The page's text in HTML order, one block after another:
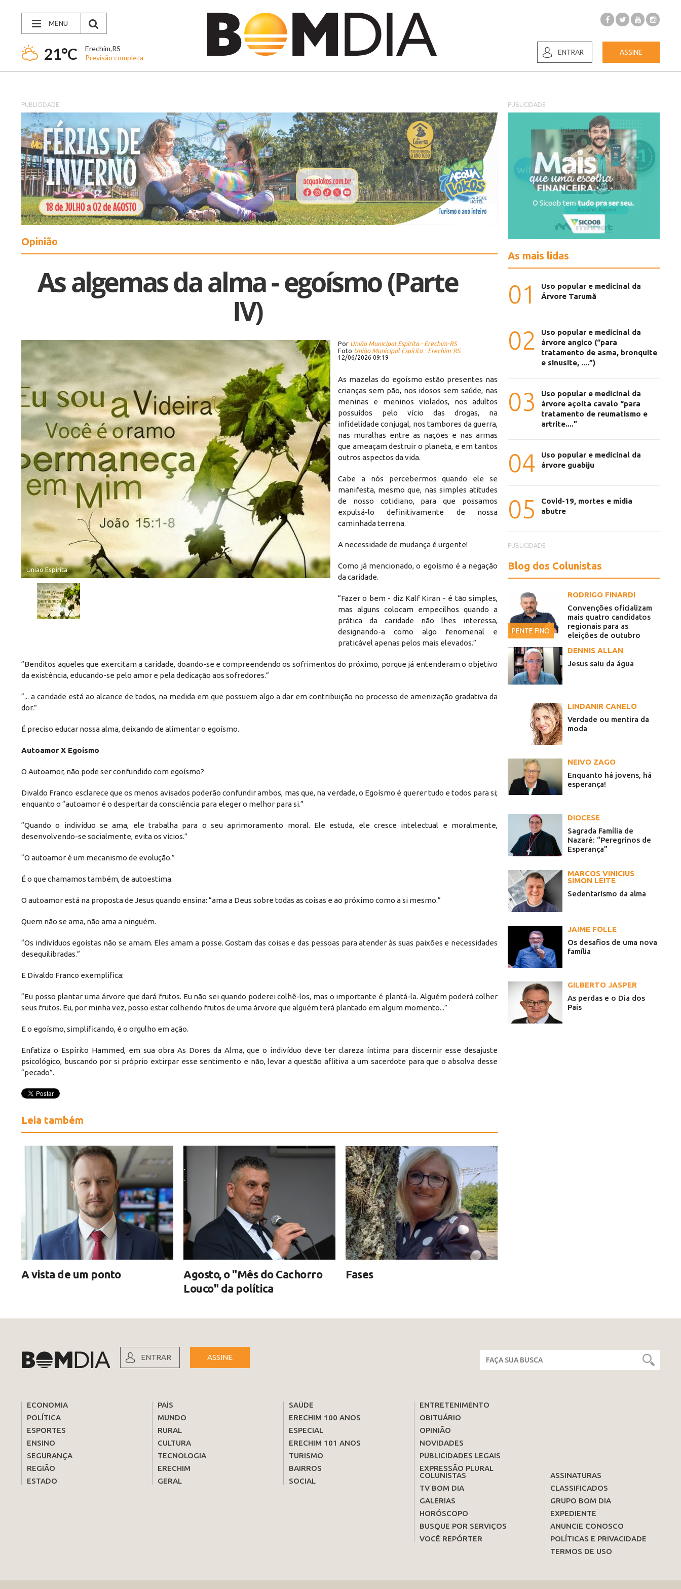
MENU
21°C
Erechim,RS
Previsão completa
ENTRAR ASSINE
PUBLICIDADE
Opinião
As algemas da alma - egoísmo (Parte
IV)
Uniao Espirita
Por União Municipal Espírita - Erechim-RS
Foto União Municipal Espírita - Erechim-RS
12/06/2026 09:19
As mazelas do egoísmo estão presentes nas
crianças sem pão, nos idosos sem saúde, nas
meninas e meninos violados, nos adultos
possuídos pelo vício das drogas, na
infidelidade conjugal, nos tambores da guerra,
nas muralhas entre as nações e nas armas
que ameaçam destruir o planeta, e em tantos
outros aspectos da vida.
Cabe a nós percebermos quando ele se
manifesta, mesmo que, nas simples atitudes
de nosso cotidiano, para que possamos
expulsá-lo definitivamente de nossa
caminhada terrena.
A necessidade de mudança é urgente!
Como já mencionado, o egoísmo é a negação
da caridade.
“Fazer o bem - diz Kalf Kiran - é tão simples,
mas alguns colocam empecilhos quando a
prática da caridade não lhes interessa,
designando-a como algo fenomenal e
praticável apenas pelos mais elevados.”
“Benditos aqueles que exercitam a caridade, doando-se e compreendendo os sofrimentos do próximo, porque já entenderam o objetivo
da existência, educando-se pelo amor e pela dedicação aos sofredores.”
“... a caridade está ao alcance de todos, na medida em que possuem algo a dar em contribuição no processo de amenização gradativa da
dor.”
É preciso educar nossa alma, deixando de alimentar o egoísmo.
Autoamor X Egoísmo
O Autoamor, não pode ser confundido com egoísmo?
Divaldo Franco esclarece que os menos avisados poderão confundir ambos, mas que, na verdade, o Egoísmo é querer tudo e todos para si;
enquanto o “autoamor é o despertar da consciência para eleger o melhor para si.”
“Quando o indivíduo se ama, ele trabalha para o seu aprimoramento moral. Ele estuda, ele cresce intelectual e moralmente,
desenvolvendo-se socialmente, evita os vícios.”
“O autoamor é um mecanismo de evolução.”
É o que chamamos também, de autoestima.
O autoamor está na proposta de Jesus quando ensina: “ama a Deus sobre todas as coisas e ao próximo como a si mesmo.”
Quem não se ama, não ama a ninguém.
“Os indivíduos egoístas não se amam. Eles amam a posse. Gostam das coisas e das pessoas para atender às suas paixões e necessidades
desequilibradas.”
E Divaldo Franco exemplifica:
“Eu posso plantar uma árvore que dará frutos. Eu não sei quando poderei colhê-los, mas o importante é plantá-la. Alguém poderá colher
seus frutos. Eu, por minha vez, posso estar colhendo frutos de uma árvore que alguém terá plantado em algum momento...”
E o egoísmo, simplificando, é o orgulho em ação.
Enfatiza o Espírito Hammed, em sua obra As Dores da Alma, que o indivíduo deve ter clareza íntima para discernir esse desajuste
psicológico, buscando por si próprio extirpar esse sentimento e não, levar a questão aflitiva a um sacerdote para que o absolva desse
“pecado”.
Leia também
A vista de um ponto
Agosto, o "Mês do Cachorro
Louco" da política
Fases
PUBLICIDADE
As mais lidas
01
Uso popular e medicinal da
Árvore Tarumã
02
Uso popular e medicinal da
árvore angico (“para
tratamento de asma, bronquite
e sinusite, ....”)
03
Uso popular e medicinal da
árvore açoita cavalo “para
tratamento de reumatismo e
artrite....”
04
Uso popular e medicinal da
árvore guabiju
05
Covid-19, mortes e mídia
abutre
PUBLICIDADE
Blog dos Colunistas
PENTE FINO
RODRIGO FINARDI
Convenções oficializam
mais quatro candidatos
regionais para as
eleições de outubro
DENNIS ALLAN
Jesus saiu da água
LINDANIR CANELO
Verdade ou mentira da
moda
NEIVO ZAGO
Enquanto há jovens, há
esperança!
DIOCESE
Sagrada Família de
Nazaré: “Peregrinos de
Esperança”
MARCOS VINICIUS
SIMON LEITE
Sedentarismo da alma
JAIME FOLLE
Os desafios de uma nova
família
GILBERTO JASPER
As perdas e o Dia dos
Pais
ENTRAR ASSINE
ECONOMIA
POLÍTICA
ESPORTES
ENSINO
SEGURANÇA
REGIÃO
ESTADO
PAÍS
MUNDO
RURAL
CULTURA
TECNOLOGIA
ERECHIM
GERAL
SAÚDE
ERECHIM 100 ANOS
ESPECIAL
ERECHIM 101 ANOS
TURISMO
BAIRROS
SOCIAL
ENTRETENIMENTO
OBITUÁRIO
OPINIÃO
NOVIDADES
PUBLICIDADES LEGAIS
EXPRESSÃO PLURAL
COLUNISTAS
TV BOM DIA
GALERIAS
HORÓSCOPO
BUSQUE POR SERVIÇOS
VOCÊ REPÓRTER
ASSINATURAS
CLASSIFICADOS
GRUPO BOM DIA
EXPEDIENTE
ANUNCIE CONOSCO
POLÍTICAS E PRIVACIDADE
TERMOS DE USO